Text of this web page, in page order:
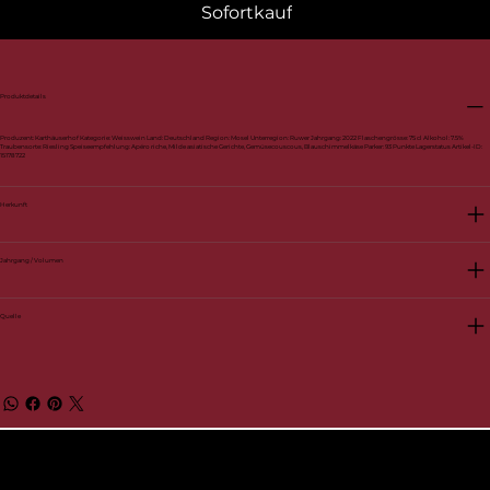
Sofortkauf
Produktdetails
Produzent: Karthäuserhof Kategorie: Weisswein Land: Deutschland Region: Mosel Unterregion: Ruwer Jahrgang: 2022 Flaschengrösse: 75 cl Alkohol: 7.5%
Traubensorte: Riesling Speiseempfehlung: Apéro riche, Milde asiatische Gerichte, Gemüsecouscous, Blauschimmelkäse Parker: 93 Punkte Lagerstatus Artikel-ID:
15178722
Herkunft
Jahrgang / Volumen
Quelle